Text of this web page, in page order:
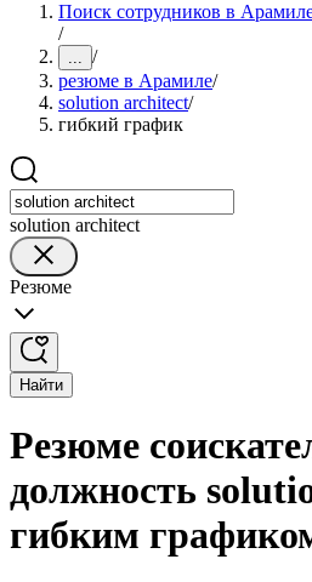
Поиск сотрудников в
/
... /
резюме в Арамиле/
solution architect/
гибкий график
solution architect
Резюме
Найти
Резюме
должность
гибким